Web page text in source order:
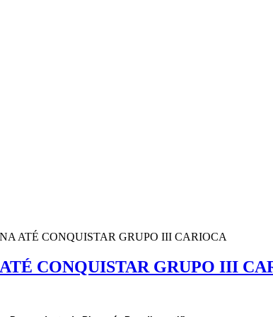
ATÉ CONQUISTAR GRUPO III CARIOCA
CONQUISTAR GRUPO III